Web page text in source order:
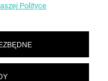
Polityce